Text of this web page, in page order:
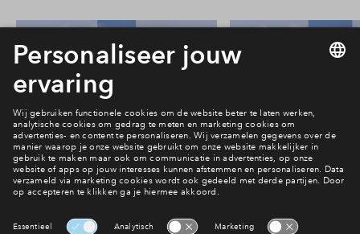
23
#015
In optie
€ 614.000 v.o.n.
#044
€ 624.000